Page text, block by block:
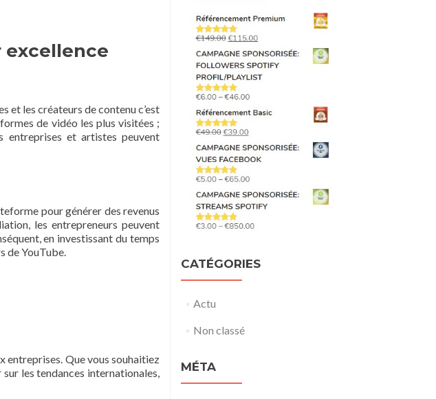
excellence
et les créateurs de contenu c’est
de vidéo les plus visitées ;
entreprises et artistes peuvent
pour générer des revenus
les entrepreneurs peuvent
en investissant du temps
de YouTube.
entreprises. Que vous souhaitiez
les tendances internationales,
CATÉGORIES
Actu
Non classé
MÉTA